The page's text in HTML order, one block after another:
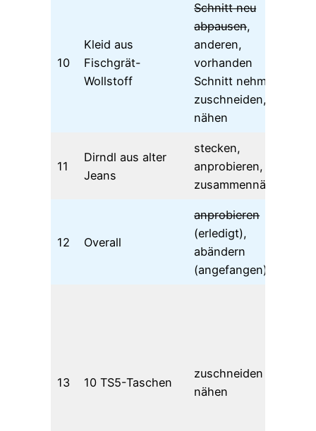
10
Kleid aus
Fischgrät-
Wollstoff
Schnitt neu
abpausen,
anderen,
vorhanden
Schnitt nehmen,
zuschneiden,
nähen
11
Dirndl aus alter
Jeans
stecken,
anprobieren,
zusammennähen
12 Overall
anprobieren
(erledigt),
abändern
(angefangen)
13 10 TS5-Taschen
zuschneiden +
nähen